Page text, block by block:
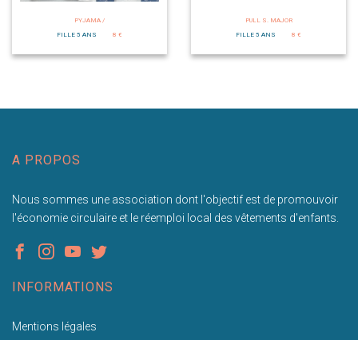
PYJAMA /
FILLE 5 ANS
8 €
PULL S. MAJOR
FILLE 5 ANS
8 €
A PROPOS
Nous sommes une association dont l'objectif est de promouvoir
l'économie circulaire et le réemploi local des vêtements d'enfants.
INFORMATIONS
Mentions légales